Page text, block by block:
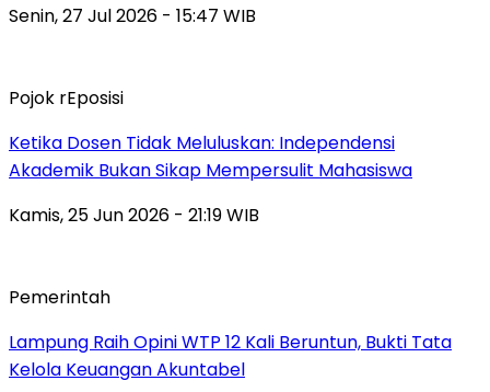
Senin, 27 Jul 2026 - 15:47 WIB
Pojok rEposisi
Ketika Dosen Tidak Meluluskan: Independensi
Akademik Bukan Sikap Mempersulit Mahasiswa
Kamis, 25 Jun 2026 - 21:19 WIB
Pemerintah
Lampung Raih Opini WTP 12 Kali Beruntun, Bukti Tata
Kelola Keuangan Akuntabel